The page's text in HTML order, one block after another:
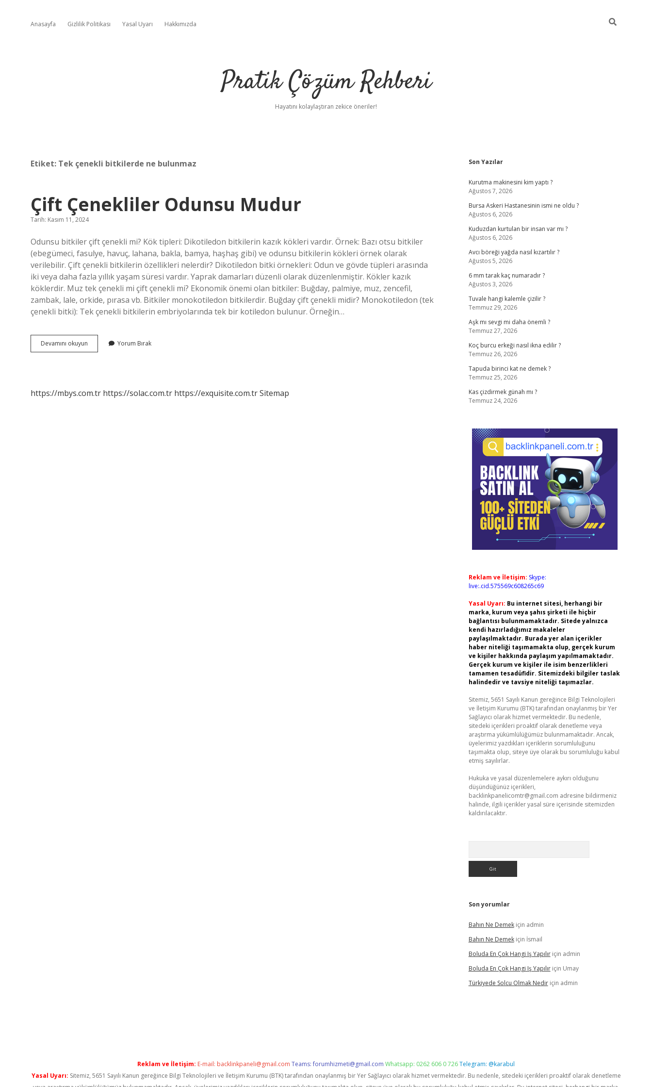
Anasayfa Gizlilik Politikası Yasal Uyarı Hakkımızda
Pratik Çözüm Rehberi
Hayatını kolaylaştıran zekice öneriler!
Etiket: Tek çenekli bitkilerde ne bulunmaz
Çift Çenekliler Odunsu Mudur
Tarih: Kasım 11, 2024
Odunsu bitkiler çift çenekli mi? Kök tipleri: Dikotiledon bitkilerin kazık kökleri vardır. Örnek: Bazı otsu bitkiler
(ebegümeci, fasulye, havuç, lahana, bakla, bamya, haşhaş gibi) ve odunsu bitkilerin kökleri örnek olarak
verilebilir. Çift çenekli bitkilerin özellikleri nelerdir? Dikotiledon bitki örnekleri: Odun ve gövde tüpleri arasında
iki veya daha fazla yıllık yaşam süresi vardır. Yaprak damarları düzenli olarak düzenlenmiştir. Kökler kazık
köklerdir. Muz tek çenekli mi çift çenekli mi? Ekonomik önemi olan bitkiler: Buğday, palmiye, muz, zencefil,
zambak, lale, orkide, pırasa vb. Bitkiler monokotiledon bitkilerdir. Buğday çift çenekli midir? Monokotiledon (tek
çenekli bitki): Tek çenekli bitkilerin embriyolarında tek bir kotiledon bulunur. Örneğin…
Devamını okuyun
Çenekliler
Yorum Bırak
https://mbys.com.tr https://solac.com.tr https://exquisite.com.trSitemap
Sidebar
Son Yazılar
Kurutma makinesini kim yaptı ?
Ağustos 7, 2026
Bursa Askeri Hastanesinin ismi ne oldu ?
Ağustos 6, 2026
Kuduzdan kurtulan bir insan var mı ?
Ağustos 6, 2026
Avcı böreği yağda nasıl kızartılır ?
Ağustos 5, 2026
6 mm tarak kaç numaradır ?
Ağustos 3, 2026
Tuvale hangi kalemle çizilir ?
Temmuz 29, 2026
Aşk mı sevgi mi daha önemli ?
Temmuz 27, 2026
Koç burcu erkeği nasıl ikna edilir ?
Temmuz 26, 2026
Tapuda birinci kat ne demek ?
Temmuz 25, 2026
Kas çizdirmek günah mı ?
Temmuz 24, 2026
Reklam ve İletişim: Skype:
live:.cid.575569c608265c69
Yasal Uyarı: Bu internet sitesi, herhangi bir
marka, kurum veya şahıs şirketi ile hiçbir
bağlantısı bulunmamaktadır. Sitede yalnızca
kendi hazırladığımız makaleler
paylaşılmaktadır. Burada yer alan içerikler
haber niteliği taşımamakta olup, gerçek kurum
ve kişiler hakkında paylaşım yapılmamaktadır.
Gerçek kurum ve kişiler ile isim benzerlikleri
tamamen tesadüfidir. Sitemizdeki bilgiler taslak
halindedir ve tavsiye niteliği taşımazlar.
Sitemiz, 5651 Sayılı Kanun gereğince Bilgi Teknolojileri
ve İletişim Kurumu (BTK) tarafından onaylanmış bir Yer
Sağlayıcı olarak hizmet vermektedir. Bu nedenle,
sitedeki içerikleri proaktif olarak denetleme veya
araştırma yükümlülüğümüz bulunmamaktadır. Ancak,
üyelerimiz yazdıkları içeriklerin sorumluluğunu
taşımakta olup, siteye üye olarak bu sorumluluğu kabul
etmiş sayılırlar.
Hukuka ve yasal düzenlemelere aykırı olduğunu
düşündüğünüz içerikleri,
backlinkpanelicomtr@gmail.com adresine bildirmeniz
halinde, ilgili içerikler yasal süre içerisinde sitemizden
kaldırılacaktır.
Son yorumlar
Bahın Ne Demekiçin admin
Bahın Ne Demekiçin İsmail
Boluda En Çok Hangi Iş Yapılıriçin admin
Boluda En Çok Hangi Iş Yapılıriçin Umay
Türkiyede Solcu Olmak Nediriçin admin
Reklam ve İletişim: E-mail: backlinkpaneli@gmail.com Teams:forumhizmeti@gmail.com Whatsapp: 0262 606 0 726Telegram: @karabul
Yasal Uyarı: Sitemiz, 5651 Sayılı Kanun gereğince Bilgi Teknolojileri ve İletişim Kurumu (BTK) tarafından onaylanmış bir Yer Sağlayıcı olarak hizmet vermektedir. Bu nedenle, sitedeki içerikleri proaktif olarak denetleme